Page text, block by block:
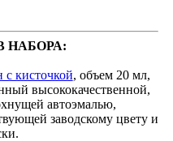
НАБОРА:
с кисточкой, объем 20 мл,
высококачественной,
автоэмалью,
заводскому цвету и